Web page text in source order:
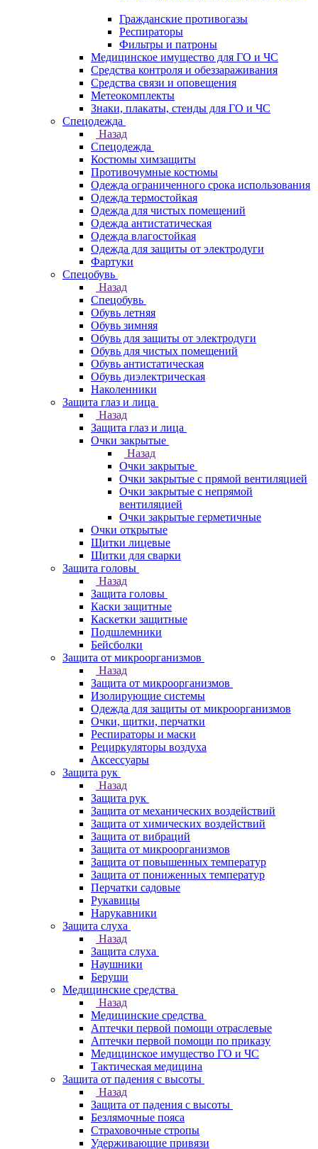
Гражданские противогазы
Респираторы
Фильтры и патроны
Медицинское имущество для ГО и ЧС
Средства контроля и обеззараживания
Средства связи и оповещения
Метеокомплекты
Знаки, плакаты, стенды для ГО и ЧС
Спецодежда
Назад
Спецодежда
Костюмы химзащиты
Противочумные костюмы
Одежда ограниченного срока использования
Одежда термостойкая
Одежда для чистых помещений
Одежда антистатическая
Одежда влагостойкая
Одежда для защиты от электродуги
Фартуки
Спецобувь
Назад
Спецобувь
Обувь летняя
Обувь зимняя
Обувь для защиты от электродуги
Обувь для чистых помещений
Обувь антистатическая
Обувь диэлектрическая
Наколенники
Защита глаз и лица
Назад
Защита глаз и лица
Очки закрытые
Назад
Очки закрытые
Очки закрытые с прямой вентиляцией
Очки закрытые с непрямой
вентиляцией
Очки закрытые герметичные
Очки открытые
Щитки лицевые
Щитки для сварки
Защита головы
Назад
Защита головы
Каски защитные
Каскетки защитные
Подшлемники
Бейсболки
Защита от микроорганизмов
Назад
Защита от микроорганизмов
Изолирующие системы
Одежда для защиты от микроорганизмов
Очки, щитки, перчатки
Респираторы и маски
Рециркуляторы воздуха
Аксессуары
Защита рук
Назад
Защита рук
Защита от механических воздействий
Защита от химических воздействий
Защита от вибраций
Защита от микроорганизмов
Защита от повышенных температур
Защита от пониженных температур
Перчатки садовые
Рукавицы
Нарукавники
Защита слуха
Назад
Защита слуха
Наушники
Беруши
Медицинские средства
Назад
Медицинские средства
Аптечки первой помощи отраслевые
Аптечки первой помощи по приказу
Медицинское имущество ГО и ЧС
Тактическая медицина
Защита от падения с высоты
Назад
Защита от падения с высоты
Безлямочные пояса
Страховочные стропы
Удерживающие привязи